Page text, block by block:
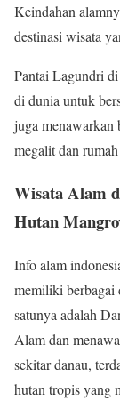
Keindahan
destinasi wisata
Pantai Lagundri
di dunia untuk
juga menawarkan
megalit dan
Wisata Alam
Hutan
Info alam
memiliki berbagai
satunya adalah
Alam dan
sekitar danau,
hutan tropis yang